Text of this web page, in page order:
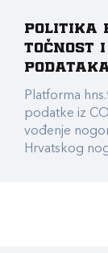
Politika
točnost
Platforma
podatke iz
vođenje
Hrvatskog